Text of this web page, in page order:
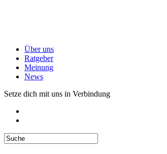
Über uns
Ratgeber
Meinung
News
Setze dich mit uns in Verbindung